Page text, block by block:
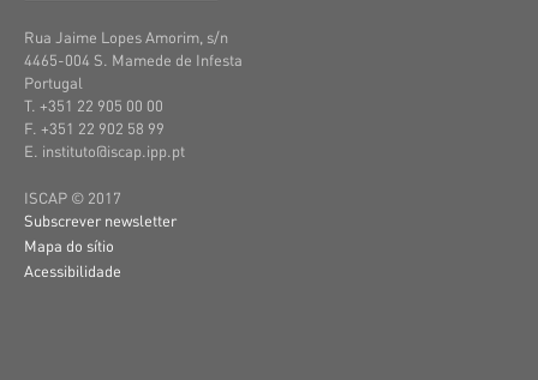
Rua Jaime Lopes Amorim, s/n
4465-004 S. Mamede de Infesta
Portugal
T. +351 22 905 00 00
F. +351 22 902 58 99
E. instituto@iscap.ipp.pt
ISCAP © 2017
Subscrever newsletter
Mapa do sítio
Acessibilidade